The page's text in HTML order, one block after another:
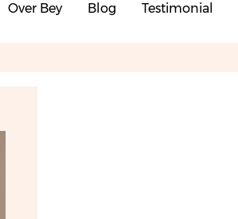
Over Bey Blog Testimonial